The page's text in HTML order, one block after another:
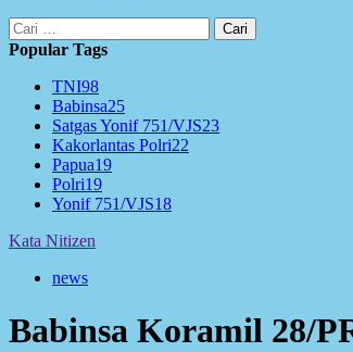
Cari
untuk:
Popular Tags
TNI98
Babinsa25
Satgas Yonif 751/VJS23
Kakorlantas Polri22
Papua19
Polri19
Yonif 751/VJS18
Kata Nitizen
news
Babinsa Koramil 28/